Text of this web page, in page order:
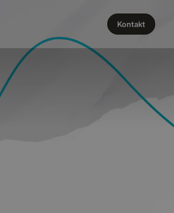
Kontakt